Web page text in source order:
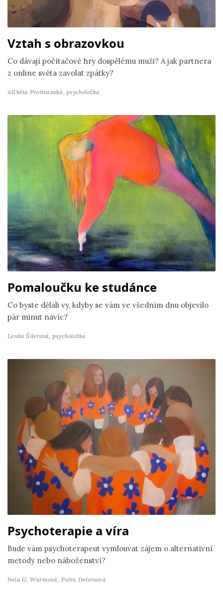
Vztah s obrazovkou
Co dávají počítačové hry dospělému muži? A jak partnera
z online světa zavolat zpátky?
Alžběta Protivanská,psycholožka
Pomaloučku ke studánce
Co byste dělali vy, kdyby se vám ve všedním dnu objevilo
pár minut navíc?
Lenka Šilerová, psycholožka
Psychoterapie a víra
Bude vám psychoterapeut vymlouvat zájem o alternativní
metody nebo náboženství?
Nela G. Wurmová, Petra Detersová